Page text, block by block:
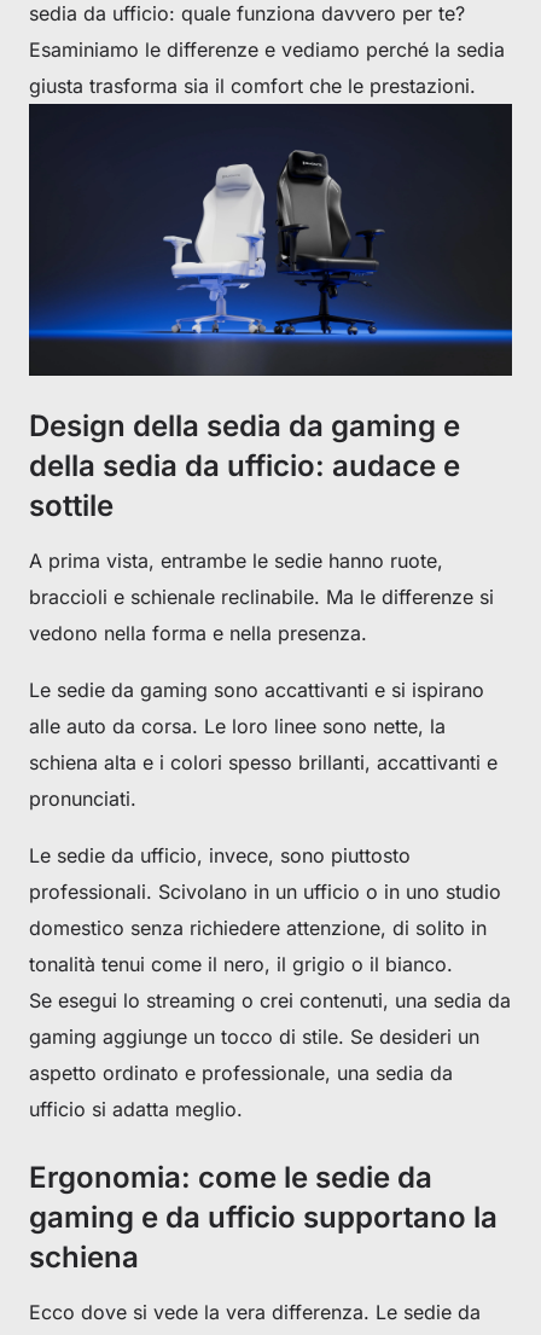
sedia da ufficio: quale funziona davvero per te?
Esaminiamo le differenze e vediamo perché la sedia
giusta trasforma sia il comfort che le prestazioni.
Design della sedia da gaming e
della sedia da ufficio: audace e
sottile
A prima vista, entrambe le sedie hanno ruote,
braccioli e schienale reclinabile. Ma le differenze si
vedono nella forma e nella presenza.
Le sedie da gaming sono accattivanti e si ispirano
alle auto da corsa. Le loro linee sono nette, la
schiena alta e i colori spesso brillanti, accattivanti e
pronunciati.
Le sedie da ufficio, invece, sono piuttosto
professionali. Scivolano in un ufficio o in uno studio
domestico senza richiedere attenzione, di solito in
tonalità tenui come il nero, il grigio o il bianco.
Se esegui lo streaming o crei contenuti, una sedia da
gaming aggiunge un tocco di stile. Se desideri un
aspetto ordinato e professionale, una sedia da
ufficio si adatta meglio.
Ergonomia: come le sedie da
gaming e da ufficio supportano la
schiena
Ecco dove si vede la vera differenza. Le sedie da